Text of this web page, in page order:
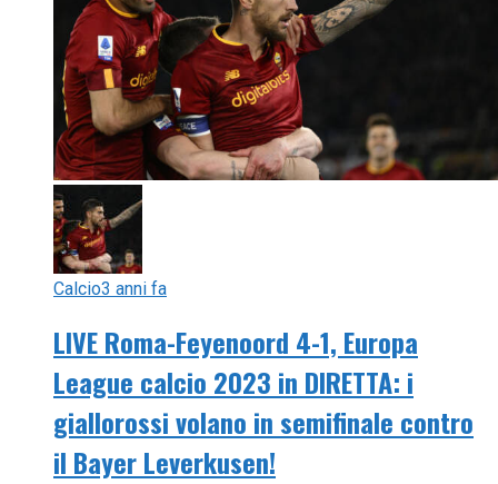
Calcio3 anni fa
LIVE Roma-Feyenoord 4-1, Europa
League calcio 2023 in DIRETTA: i
giallorossi volano in semifinale contro
il Bayer Leverkusen!